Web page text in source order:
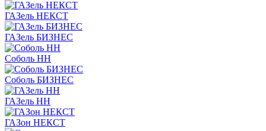
ГАЗель НЕКСТ
ГАЗель БИЗНЕС
Соболь НН
Соболь БИЗНЕС
ГАЗель НН
ГАЗон НЕКСТ